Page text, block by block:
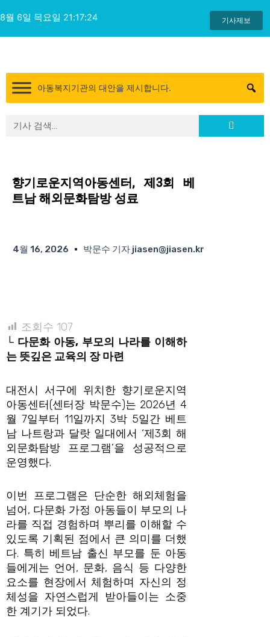
텐
츠
8월 6일 목요일 21:17:24 기사제보
아동복지기관의 대안을 제시합니다.
Search Search
향기로운지역아동센터, 제3회 베
트남 해외문화탐방 성료
4월 16, 2026 박문수 기자 jiasen@jiasen.kr
조회수 107
└ 다문화 아동, 부모의 나라를 이해하
는 뜻깊은 교육의 장 마련
대전시 서구에 위치한 향기로운지역
아동센터(센터장 박문수)는 2026년 4
월 7일부터 11일까지 3박 5일간 베트
남 나트랑과 달랏 일대에서 ‘제3회 해
외문화탐방 프로그램’을 성공적으로
운영했다.
이번 프로그램은 단순한 해외체험을
넘어, 다문화 가정 아동들이 부모의 나
라를 직접 경험하며 뿌리를 이해할 수
있도록 기획된 점에서 큰 의미를 더했
다. 특히 베트남 출신 부모를 둔 아동
들에게는 언어, 문화, 음식 등 다양한
요소를 현장에서 체험하며 자신의 정
체성을 자연스럽게 받아들이는 소중
한 계기가 되었다.